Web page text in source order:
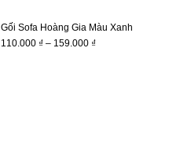
Gối Sofa Hoàng Gia Màu Xanh
110.000 ₫ – 159.000 ₫Khoảng